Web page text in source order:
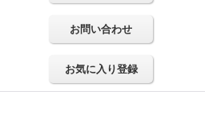
お問い合わせ
お気に入り登録